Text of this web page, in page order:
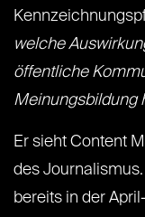
welche
öffentliche
Meinungsbildung
Er sieht Content
des
bereits in der